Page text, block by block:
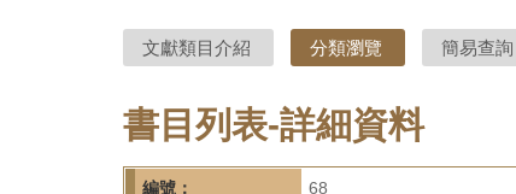
臺
灣
史
研
文獻類目介紹 分類瀏覽 簡易查詢
書目列表-詳細資料
編號： 68